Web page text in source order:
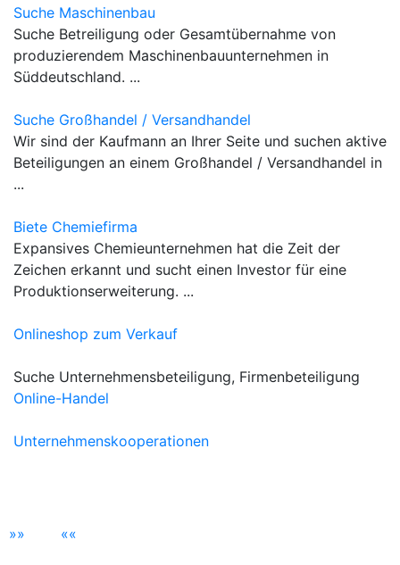
Suche Maschinenbau
Suche Betreiligung oder Gesamtübernahme von
produzierendem Maschinenbauunternehmen in
Süddeutschland. ...
Suche Großhandel / Versandhandel
Wir sind der Kaufmann an Ihrer Seite und suchen aktive
Beteiligungen an einem Großhandel / Versandhandel in
...
Biete Chemiefirma
Expansives Chemieunternehmen hat die Zeit der
Zeichen erkannt und sucht einen Investor für eine
Produktionserweiterung. ...
Onlineshop zum Verkauf
Suche Unternehmensbeteiligung, Firmenbeteiligung
Online-Handel
Unternehmenskooperationen
»» ««